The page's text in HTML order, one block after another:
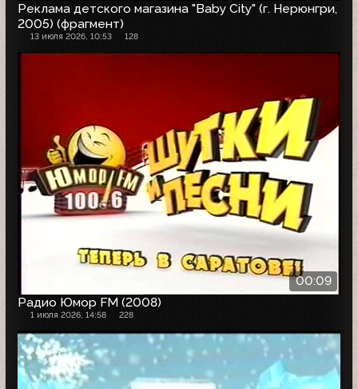
Реклама детского магазина "Baby City" (г. Нерюнгри,
2005) (фрагмент)
13 июля 2026, 10:53 128
00:09
Радио Юмор FM (2008)
1 июля 2026, 14:58 228